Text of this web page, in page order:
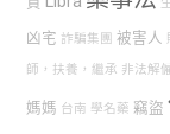
凶宅 詐騙集團 被害人
師，扶養，繼承 非法解
媽媽 台南 學名藥 竊盜